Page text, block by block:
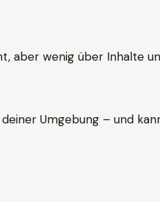
aber wenig über Inhalte
Umgebung – und